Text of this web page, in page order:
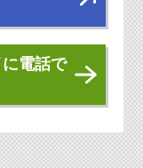
電話で